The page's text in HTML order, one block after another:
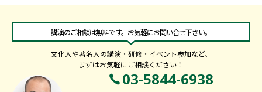
講演のご相談は無料です。お気軽にお問い合せ下さい。
文化人や著名人の講演・研修・イベント参加など、
まずはお気軽にご相談ください！
03-5844-6938